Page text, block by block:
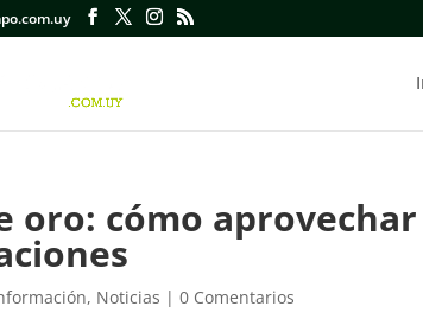
oro: cómo
, Noticias |0 Comentarios